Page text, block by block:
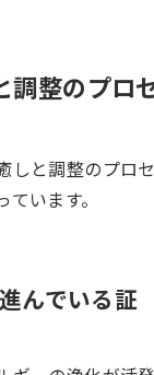
調整のプロ
しと調整のプロ
います。
んでいる証